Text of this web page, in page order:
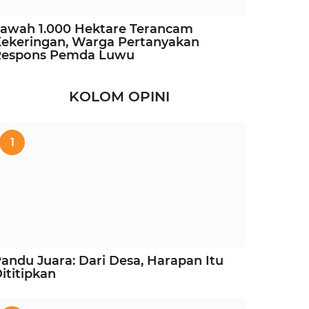
1.000 Hektare Terancam
Warga Pertanyakan
Pemda Luwu
KOLOM OPINI
1
Juara: Dari Desa, Harapan Itu